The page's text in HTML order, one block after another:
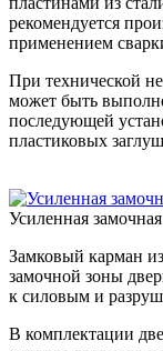
рекомендуется
применением
При технической
может быть
последующей
пластиковых
Усиленная
Замковый карман
замочной зоны
к силовым и
В комплектации